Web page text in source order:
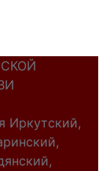
Иркутский,